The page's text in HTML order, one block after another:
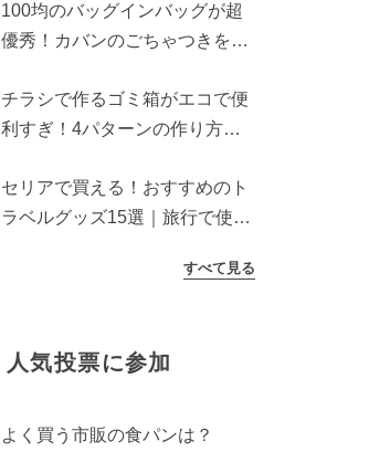
100均のバッグインバッグが超
優秀！カバンのごちゃつきを一
ゥ・セリア】
チラシで作るゴミ箱がエコで便
利すぎ！4パターンの作り方を
セリアで買える！おすすめのト
ラベルグッズ15選｜旅行で使う
すべて見る
人気投票に参加
よく買う市販の食パンは？